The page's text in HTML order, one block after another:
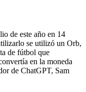
de este año en 14
se utilizó un Orb,
de fútbol que
en la moneda
de ChatGPT, Sam